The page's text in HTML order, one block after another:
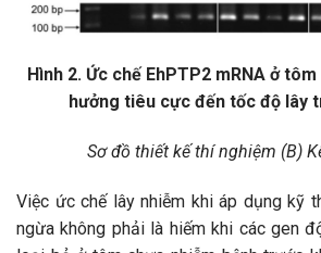
Hình 2. Ức chế EhPTP2 mRNA ở
hưởng tiêu cực đến tốc độ lây
Sơ đồ thiết kế thí nghiệm (B)
Việc ức chế lây nhiễm khi áp dụng kỹ
ngừa không phải là hiếm khi các gen